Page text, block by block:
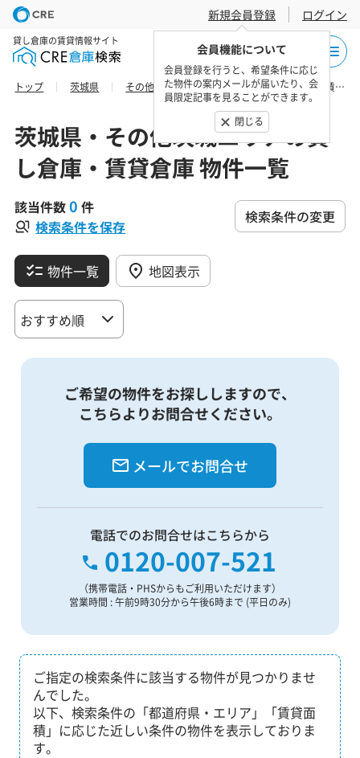
新規会員登録
会員機能について
会員登録を行うと、希望条件に応じ
た物件の案内メールが届いたり、会
員限定記事を見ることができます。
閉じる
ログイン
貸し倉庫の賃貸情報サイト
トップ 茨城県 その他茨城エリア 東茨城郡の貸し倉庫・賃貸倉庫 物件一覧
茨城県・その他茨城エリアの貸
し倉庫・賃貸倉庫 物件一覧
該当件数0 件
検索条件を保存
検索条件の変更
物件一覧 地図表示
ご希望の物件をお探ししますので、
こちらよりお問合せください。
メールでお問合せ
電話でのお問合せはこちらから
0120-007-521
（携帯電話・PHSからもご利用いただけます）
営業時間 : 午前9時30分から午後6時まで (平日のみ)
ご指定の検索条件に該当する物件が見つかりませ
んでした。
以下、検索条件の「都道府県・エリア」「賃貸面
積」に応じた近しい条件の物件を表示しておりま
す。